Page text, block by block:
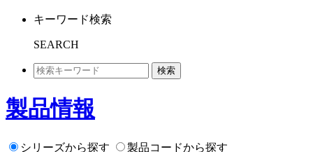
キーワード検索
SEARCH
検索
製品情報
シリーズから探す 製品コードから探す